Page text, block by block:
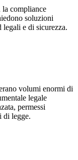
la compliance
soluzioni
legali e di sicurezza.
volumi enormi di
legale
permessi
di legge.